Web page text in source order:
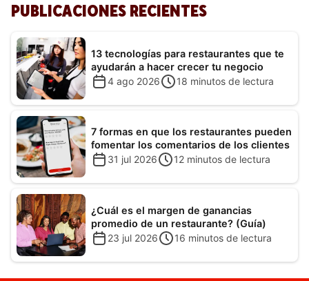
PUBLICACIONES RECIENTES
13 tecnologías para restaurantes que te
ayudarán a hacer crecer tu negocio
4 ago 2026
18 minutos de lectura
7 formas en que los restaurantes pueden
fomentar los comentarios de los clientes
31 jul 2026
12 minutos de lectura
¿Cuál es el margen de ganancias
promedio de un restaurante? (Guía)
23 jul 2026
16 minutos de lectura